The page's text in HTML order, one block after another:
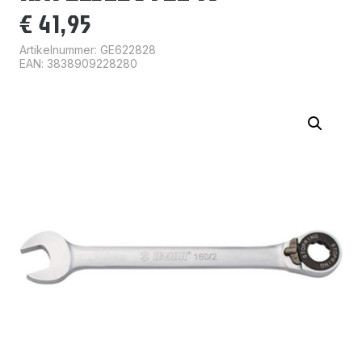
€ 41,95
Artikelnummer: GE622828
EAN: 3838909228280